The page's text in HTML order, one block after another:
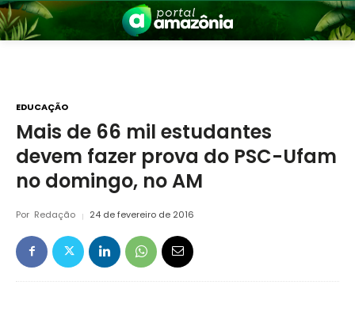
EDUCAÇÃO
Mais de 66 mil estudantes
devem fazer prova do PSC-Ufam
no domingo, no AM
Por Redação 24 de fevereiro de 2016